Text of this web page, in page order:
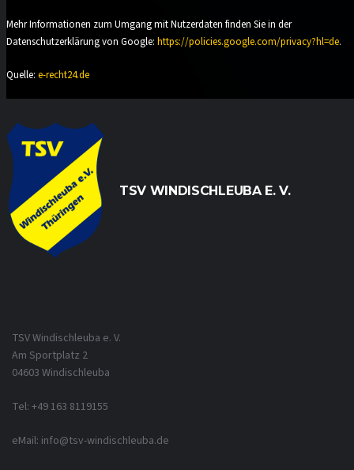
Mehr Informationen zum Umgang mit Nutzerdaten finden Sie in der
Datenschutzerklärung von Google: https://policies.google.com/privacy?hl=de.
Quelle: e-recht24.de
TSV WINDISCHLEUBA E. V.
TSV Windischleuba e. V.
Am Sportplatz 2
04603 Windischleuba
Tel: +49 163 8119155
eMail: info@tsv-windischleuba.de